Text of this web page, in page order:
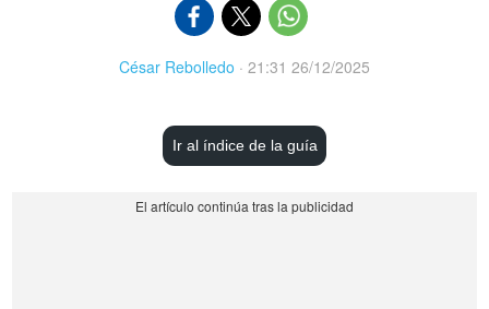
César Rebolledo · 21:31 26/12/2025
Ir al índice de la guía